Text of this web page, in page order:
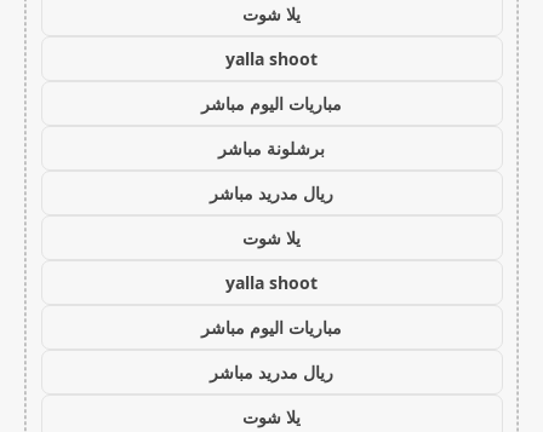
يلا شوت
yalla shoot
مباريات اليوم مباشر
برشلونة مباشر
ريال مدريد مباشر
يلا شوت
yalla shoot
مباريات اليوم مباشر
ريال مدريد مباشر
يلا شوت